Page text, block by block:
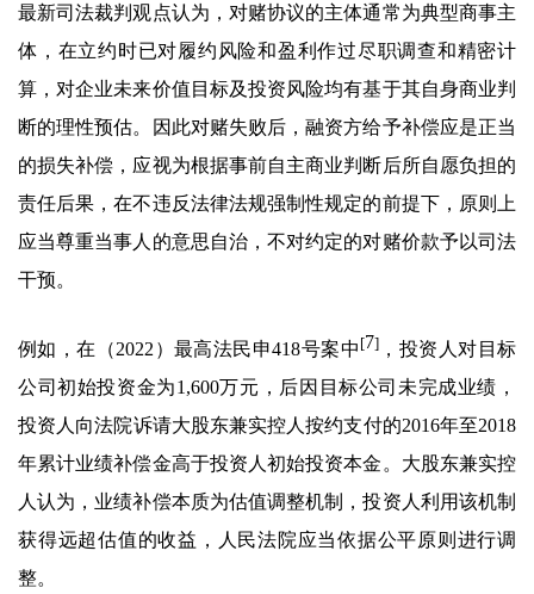
最新司法裁判观点认为，对赌协议的主体通常为典型商事主
体，在立约时已对履约风险和盈利作过尽职调查和精密计
算，对企业未来价值目标及投资风险均有基于其自身商业判
断的理性预估。因此对赌失败后，融资方给予补偿应是正当
的损失补偿，应视为根据事前自主商业判断后所自愿负担的
责任后果，在不违反法律法规强制性规定的前提下，原则上
应当尊重当事人的意思自治，不对约定的对赌价款予以司法
干预。
例如，在（2022）最高法民申418号案中 [7]，投资人对目标
公司初始投资金为1,600万元，后因目标公司未完成业绩，
投资人向法院诉请大股东兼实控人按约支付的2016年至2018
年累计业绩补偿金高于投资人初始投资本金。大股东兼实控
人认为，业绩补偿本质为估值调整机制，投资人利用该机制
获得远超估值的收益，人民法院应当依据公平原则进行调
整。